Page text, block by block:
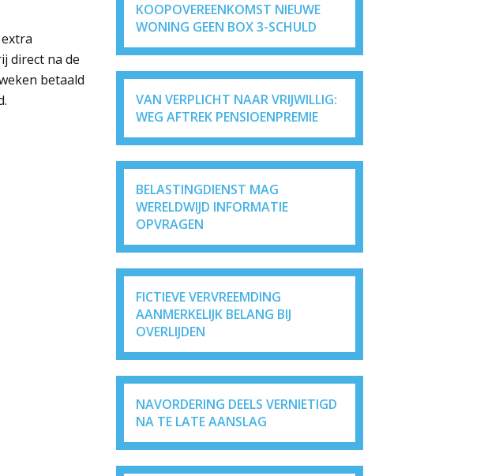
direct na de
betaald
KOOPOVEREENKOMST NIEUWE
WONING GEEN BOX 3-SCHULD
VAN VERPLICHT NAAR VRIJWILLIG:
WEG AFTREK PENSIOENPREMIE
BELASTINGDIENST MAG
WERELDWIJD INFORMATIE
OPVRAGEN
FICTIEVE VERVREEMDING
AANMERKELIJK BELANG BIJ
OVERLIJDEN
NAVORDERING DEELS VERNIETIGD
NA TE LATE AANSLAG